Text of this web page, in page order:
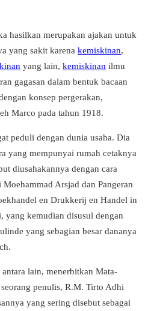
hasilkan merupakan ajakan untuk
yang sakit karena kemiskinan,
yang lain, kemiskinan ilmu
gagasan dalam bentuk bacaan
konsep pergerakan,
Marco pada tahun 1918.
peduli dengan dunia usaha. Dia
yang mempunyai rumah cetaknya
diusahakannya dengan cara
Arsjad dan Pangeran
en Drukkerij en Handel in
yang kemudian disusul dengan
yang sebagian besar dananya
lain, menerbitkan Mata-
penulis, R.M. Tirto Adhi
yang sering disebut sebagai